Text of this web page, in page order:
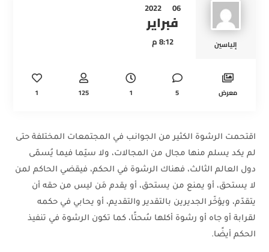
إلياسين
06
2022
فبراير
8:12 م
معرض 5
1
125
1
اقتحمت الرشوة الكثير من الجوانب في المجتمعات المختلفة حتى
لم يكد يسلم منها مجال من المجالات، ولا سيّما فيما يُسمّى
دول العالم الثالث، فهناك الرشوة في الحكم، فيقضي الحاكم لمن
لا يستحق، أو يمنع من يستحق، أو يقدم مَن ليس من حقه أن
يتقدّم، ويؤخّر الجديرين بالتقدير والتقديم، أو يحابي في حكمه
لقرابة أو جاه أو رشوة أكلها سُحتًا، كما تكون الرشوة في تنفيذ
الحكم أيضًا.